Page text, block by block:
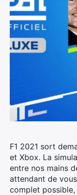
F1 2021 sort
et Xbox. La
entre nos mains
attendant de
complet